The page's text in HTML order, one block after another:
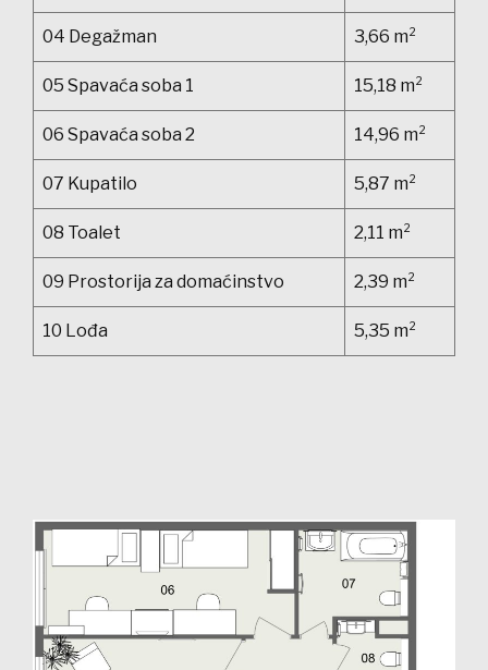
04 Degažman 3,66 m²
05 Spavaća soba 1 15,18 m²
06 Spavaća soba 2 14,96 m²
07 Kupatilo 5,87 m²
08 Toalet 2,11 m²
09 Prostorija za domaćinstvo 2,39 m²
10 Lođa 5,35 m²